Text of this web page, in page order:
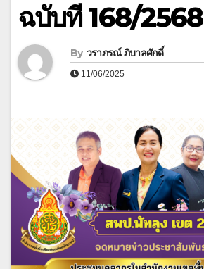
ฉบับที่ 168/2568
By วราภรณ์ ภิบาลศักดิ์
11/06/2025